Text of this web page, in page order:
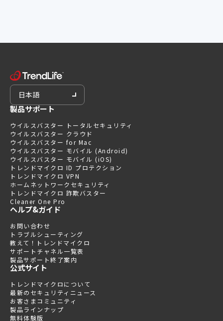
日本語
製品サポート
ウイルスバスター トータルセキュリティ
ウイルスバスター クラウド
ウイルスバスター for Mac
ウイルスバスター モバイル (Android)
ウイルスバスター モバイル (iOS)
トレンドマイクロ ID プロテクション
トレンドマイクロ VPN
ホームネットワークセキュリティ
トレンドマイクロ 詐欺バスター
Cleaner One Pro
ヘルプ&ガイド
お問い合わせ
トラブルシューティング
教えて！トレンドマイクロ
サポートチャネル一覧表
製品サポート終了案内
公式サイト
トレンドマイクロについて
最新のセキュリティニュース
お客さまコミュニティ
製品ラインナップ
無料体験版